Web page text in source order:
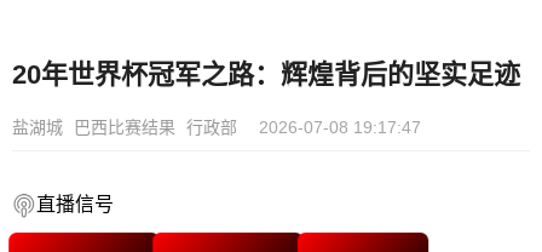
20年世界杯冠军之路：辉煌背后的坚实足迹
盐湖城 巴西比赛结果 行政部 2026-07-08 19:17:47
直播信号